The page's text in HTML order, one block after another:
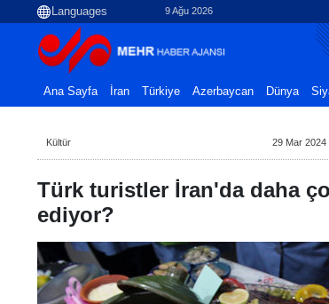
9 Ağu 2026
Ana Sayfa İran Türkiye Azerbaycan Dünya
Kültür 29 Mar 2024
Türk turistler İran'da daha
ediyor?